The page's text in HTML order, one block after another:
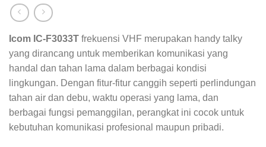
Icom IC-F3033T frekuensi VHF merupakan handy talky
yang dirancang untuk memberikan komunikasi yang
handal dan tahan lama dalam berbagai kondisi
lingkungan. Dengan fitur-fitur canggih seperti perlindungan
tahan air dan debu, waktu operasi yang lama, dan
berbagai fungsi pemanggilan, perangkat ini cocok untuk
kebutuhan komunikasi profesional maupun pribadi.